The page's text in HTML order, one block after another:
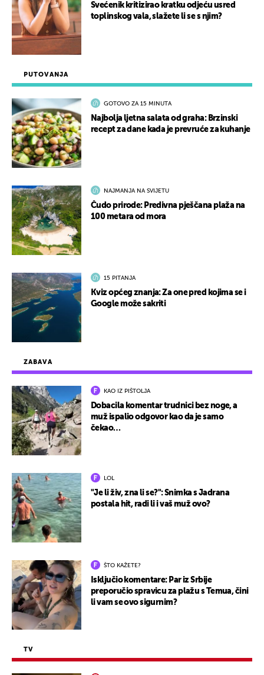
ZABAVA
KAO IZ PIŠTOLJA
Dobacila komentar trudnici bez noge, a
muž ispalio odgovor kao da je samo
čekao…
LOL
"Je li živ, zna li se?": Snimka s Jadrana
postala hit, radi li i vaš muž ovo?
ŠTO KAŽETE?
Isključio komentare: Par iz Srbije
preporučio spravicu za plažu s Temua, čini
li vam se ovo sigurnim?
TV
PUTOVANJA
GOTOVO ZA 15 MINUTA
Najbolja ljetna salata od graha: Brzinski
recept za dane kada je prevruće za kuhanje
NAJMANJA NA SVIJETU
Čudo prirode: Predivna pješčana plaža na
100 metara od mora
15 PITANJA
Kviz općeg znanja: Za one pred kojima se i
Google može sakriti
Svećenik kritizirao kratku odjeću usred
toplinskog vala, slažete li se s njim?